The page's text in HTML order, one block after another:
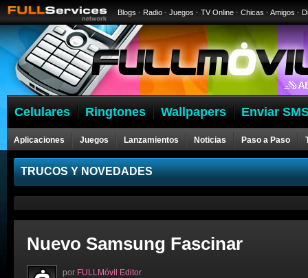
Blogs · Radio · Juegos · TV Online · Chicas · Amigos ·
Celulares Ringtones Wallpapers Enviar
Aplicaciones Juegos Lanzamientos Noticias Paso a Paso
Celulares
TRUCOS Y NOVEDADES
Nuevo Samsung Fascinar
por FULLMóvil Editor